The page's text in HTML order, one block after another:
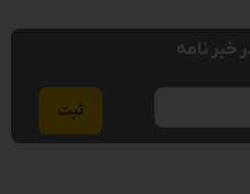
خبر نامه